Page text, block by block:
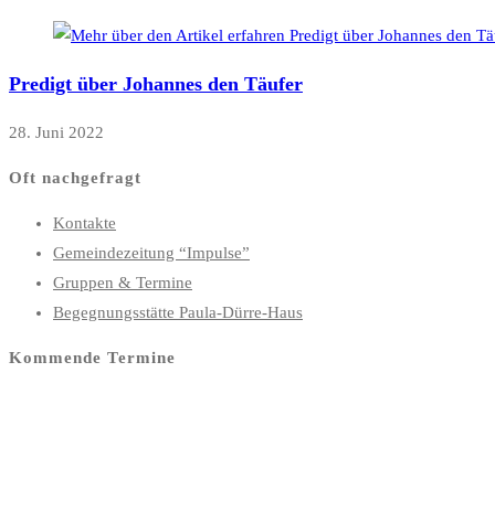
Predigt über Johannes den Täufer
28. Juni 2022
Oft nachgefragt
Kontakte
Gemeindezeitung “Impulse”
Gruppen & Termine
Begegnungsstätte Paula-Dürre-Haus
Kommende Termine